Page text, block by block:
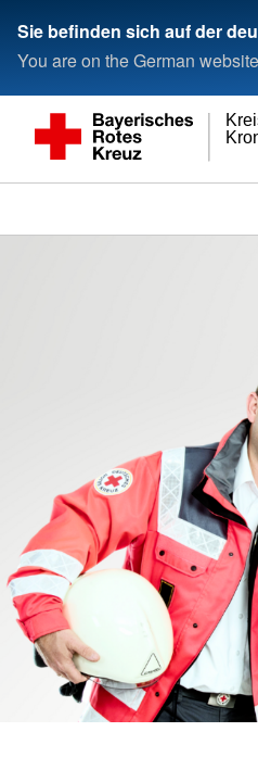
Sie befinden sich auf der
You are on the German